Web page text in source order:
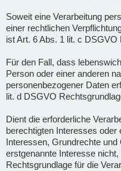
Soweit eine Verarbeitung
einer rechtlichen
ist Art. 6 Abs. 1 lit. c DSGVO
Für den Fall, dass
Person oder einer anderen
personenbezogener Daten
lit. d DSGVO
Dient die erforderliche
berechtigten Interesses oder
Interessen, Grundrechte
erstgenannte Interesse
Rechtsgrundlage für die